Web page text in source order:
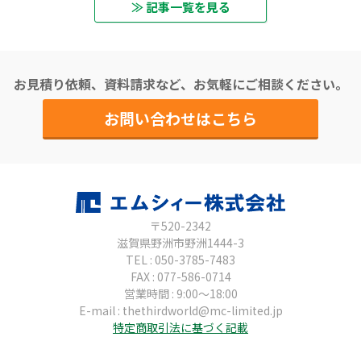
≫ 記事一覧を見る
お見積り依頼、資料請求など、お気軽にご相談ください。
お問い合わせはこちら
〒520-2342
滋賀県野洲市野洲1444-3
TEL : 050-3785-7483
FAX : 077-586-0714
営業時間 : 9:00～18:00
E-mail : thethirdworld@mc-limited.jp
特定商取引法に基づく記載